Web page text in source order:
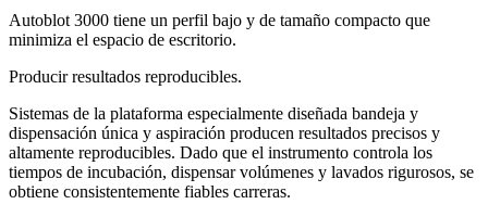
Autoblot 3000 tiene un perfil bajo y de tamaño compacto que
minimiza el espacio de escritorio.
Producir resultados reproducibles.
Sistemas de la plataforma especialmente diseñada bandeja y
dispensación única y aspiración producen resultados precisos y
altamente reproducibles. Dado que el instrumento controla los
tiempos de incubación, dispensar volúmenes y lavados rigurosos, se
obtiene consistentemente fiables carreras.